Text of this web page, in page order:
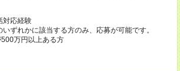
対応経験
ずれかに該当する方のみ、応募が可能です。
万円以上ある方